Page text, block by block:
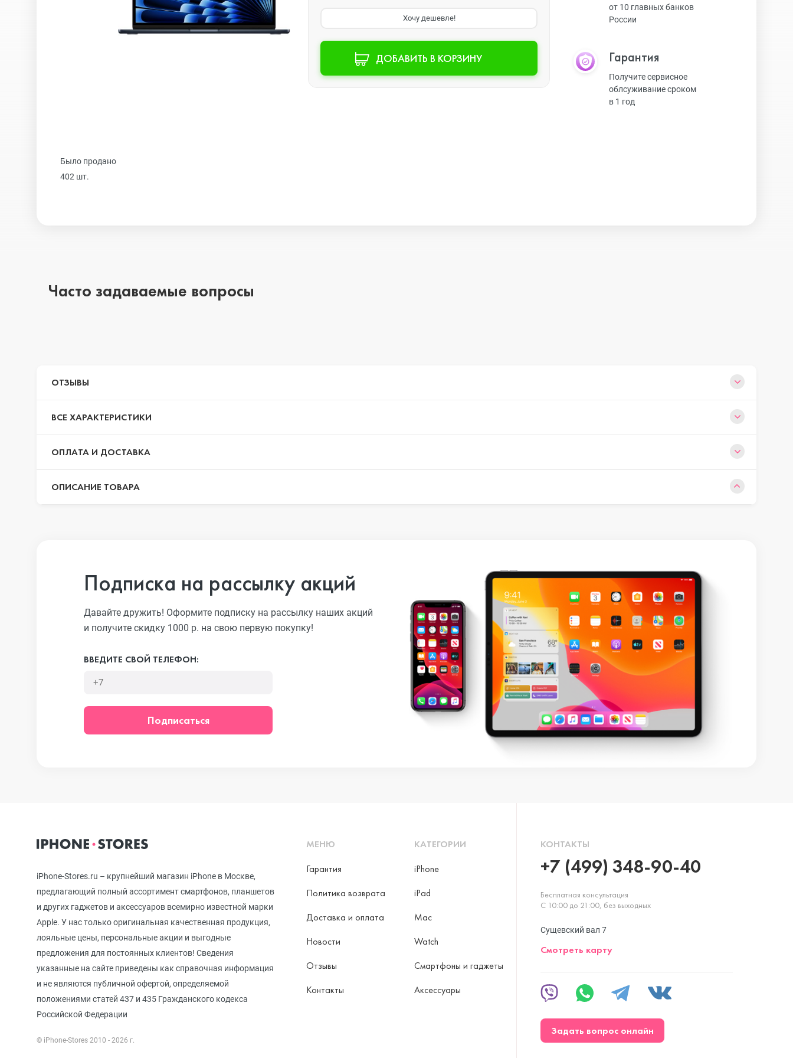
iPhone 16 Plus
iPhone 15 Pro
iPhone 13 Pro Max
iPhone 13
iPhone 13 mini
iPhone 12 Pro Max
iPhone 11 Pro Max
iPhone 11 Pro
iPhone 11
iPhone XS Max
Watch SE 2
Watch SE
Хочу дешевле!
ДОБАВИТЬ В КОРЗИНУ
Было продано
402 шт.
от 10 главных банков
России
Гарантия
Получите сервисное
облсуживание сроком
в 1 год
Часто задаваемые вопросы
ОТЗЫВЫ
ВСЕ ХАРАКТЕРИСТИКИ
ОПЛАТА И ДОСТАВКА
ОПИСАНИЕ ТОВАРА
Подписка на рассылку акций
Давайте дружить! Оформите подписку на рассылку наших акций
и получите скидку 1000 р. на свою первую покупку!
ВВЕДИТЕ СВОЙ ТЕЛЕФОН:
Подписаться
iPhone-Stores.ru – крупнейший магазин iPhone в Москве,
предлагающий полный ассортимент смартфонов, планшетов
и других гаджетов и аксессуаров всемирно известной марки
Apple. У нас только оригинальная качественная продукция,
лояльные цены, персональные акции и выгодные
предложения для постоянных клиентов! Сведения
указанные на сайте приведены как справочная информация
и не являются публичной офертой, определяемой
положениями статей 437 и 435 Гражданского кодекса
Российской Федерации
© iPhone-Stores 2010 - 2026 г.
МЕНЮ
Гарантия
Политика возврата
Доставка и оплата
Новости
Отзывы
Контакты
КАТЕГОРИИ
iPhone
iPad
Mac
Watch
Смартфоны и гаджеты
Аксессуары
КОНТАКТЫ
+7 (499) 348-90-40
Бесплатная консультация
С 10:00 до 21:00, без выходных
Сущевский вал 7
Смотреть карту
Задать вопрос онлайн